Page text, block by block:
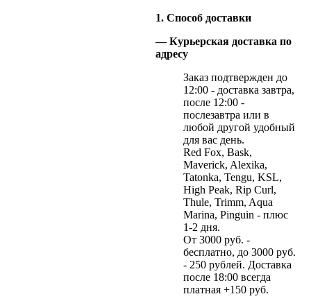
1. Способ доставки
— Курьерская доставка по
адресу
Заказ подтвержден до
12:00 - доставка завтра,
после 12:00 -
послезавтра или в
любой другой удобный
для вас день.
Red Fox, Bask,
Maverick, Alexika,
Tatonka, Tengu, KSL,
High Peak, Rip Curl,
Thule, Trimm, Aqua
Marina, Pinguin - плюс
1-2 дня.
От 3000 руб. -
бесплатно, до 3000 руб.
- 250 рублей. Доставка
после 18:00 всегда
платная +150 руб.